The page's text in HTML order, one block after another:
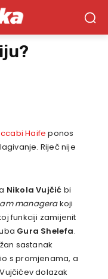
Haife ponos
Riječ nije
Nikola Vujčić bi
managerakoji
funkciji zamijenit
Gura Shelefa.
sastanak
s promjenama, a
dolazak